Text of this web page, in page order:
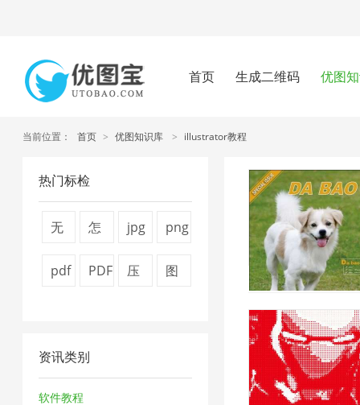
首页 生成二维码 优图
当前位置： 首页 > 优图知识库 > illustrator教程
热门标检
无
1
怎
图
片
jpg
1
png
1
pdf
压
缩
PDF
器
压
图
资讯类别
软件教程